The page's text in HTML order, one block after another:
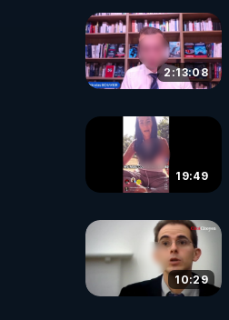
2:13:08
19:49
10:29